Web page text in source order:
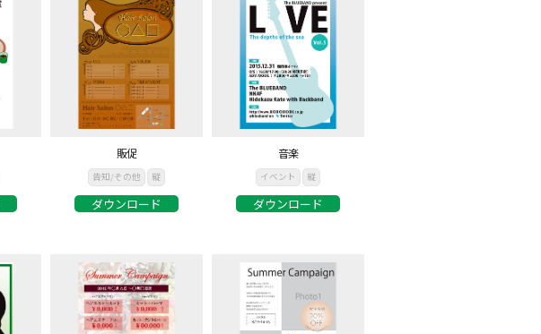
販促
告知/その他 縦
ダウンロード
音楽
イベント 縦
ダウンロード